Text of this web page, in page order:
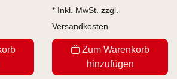
* Inkl. MwSt. zzgl.
Versandkosten
Zum Warenkorb
hinzufügen